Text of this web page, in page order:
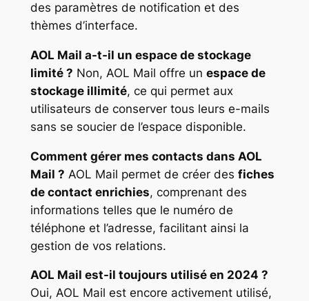
des paramètres de notification et des
thèmes d’interface.
AOL Mail a-t-il un espace de stockage
limité ? Non, AOL Mail offre un espace de
stockage illimité, ce qui permet aux
utilisateurs de conserver tous leurs e-mails
sans se soucier de l’espace disponible.
Comment gérer mes contacts dans AOL
Mail ? AOL Mail permet de créer des fiches
de contact enrichies, comprenant des
informations telles que le numéro de
téléphone et l’adresse, facilitant ainsi la
gestion de vos relations.
AOL Mail est-il toujours utilisé en 2024 ?
Oui, AOL Mail est encore activement utilisé,